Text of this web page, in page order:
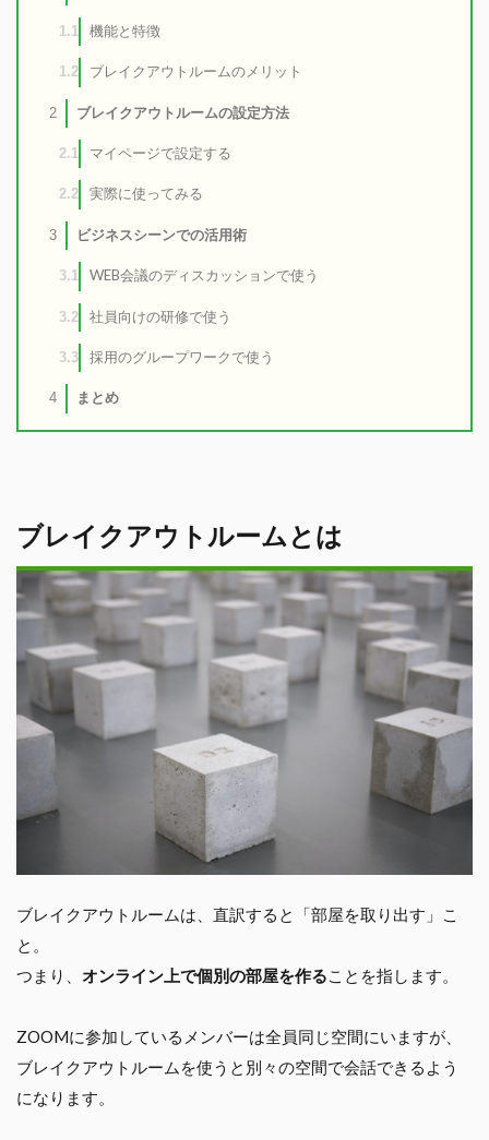
1.1 機能と特徴
1.2 ブレイクアウトルームのメリット
2 ブレイクアウトルームの設定方法
2.1 マイページで設定する
2.2 実際に使ってみる
3 ビジネスシーンでの活用術
3.1 WEB会議のディスカッションで使う
3.2 社員向けの研修で使う
3.3 採用のグループワークで使う
4 まとめ
ブレイクアウトルームとは
ブレイクアウトルームは、直訳すると「部屋を取り出す」こ
と。
つまり、 オンライン上で個別の部屋を作ることを指します。
ZOOMに参加しているメンバーは全員同じ空間にいますが、
ブレイクアウトルームを使うと別々の空間で会話できるよう
になります。